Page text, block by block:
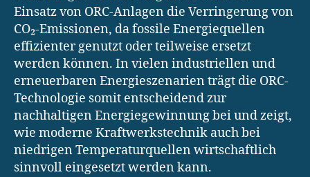
Einsatz von ORC-Anlagen die Verringerung von
CO₂-Emissionen, da fossile Energiequellen
effizienter genutzt oder teilweise ersetzt
werden können. In vielen industriellen und
erneuerbaren Energieszenarien trägt die ORC-
Technologie somit entscheidend zur
nachhaltigen Energiegewinnung bei und zeigt,
wie moderne Kraftwerkstechnik auch bei
niedrigen Temperaturquellen wirtschaftlich
sinnvoll eingesetzt werden kann.